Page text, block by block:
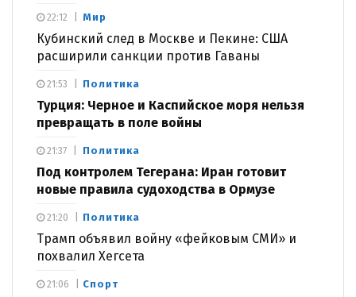
Мир
Кубинский след в Москве и Пекине: США
расширили санкции против Гаваны
22:12
Политика
Турция: Черное и Каспийское моря нельзя
превращать в поле войны
21:53
Политика
Под контролем Тегерана: Иран готовит
новые правила судоходства в Ормузе
21:37
Политика
Трамп объявил войну «фейковым СМИ» и
похвалил Хегсета
21:20
Спорт
21:06